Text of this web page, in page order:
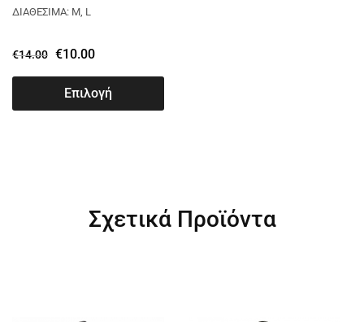
ΔΙΑΘΕΣΙΜΑ: M, L
€14.00 €10.00
Επιλογή
Σχετικά Προϊόντα